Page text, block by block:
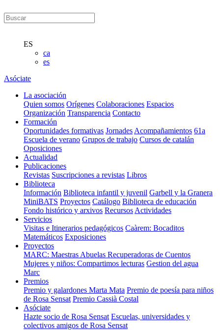
ES
ca
es
Asóciate
La asociación
Quien somos Orígenes Colaboraciones Espacios
Organización Transparencia Contacto
Formación
Oportunidades formativas Jornades Acompañamientos 61a
Escuela de verano Grupos de trabajo Cursos de catalán
Oposiciones
Actualidad
Publicaciones
Revistas Suscripciones a revistas Libros
Biblioteca
Información Biblioteca infantil y juvenil Garbell y la Granera
MiniBATS Proyectos Catálogo Biblioteca de educación
Fondo histórico y arxivos Recursos Actividades
Servicios
Visitas e Itinerarios pedagógicos Caàrem: Bocaditos
Matemáticos Exposiciones
Proyectos
MARC: Maestras Abuelas Recuperadoras de Cuentos
Mujeres y niños: Compartimos lecturas Gestion del agua
Marc
Premios
Premio y galardones Marta Mata Premio de poesía para niños
de Rosa Sensat Premio Cassià Costal
Asóciate
Hazte socio de Rosa Sensat Escuelas, universidades y
colectivos amigos de Rosa Sensat